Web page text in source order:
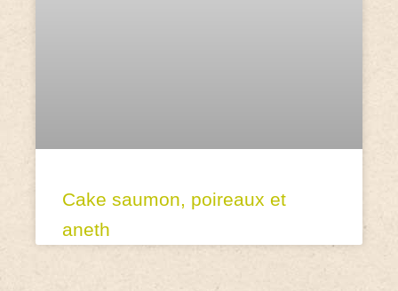
Cake saumon, poireaux et
aneth